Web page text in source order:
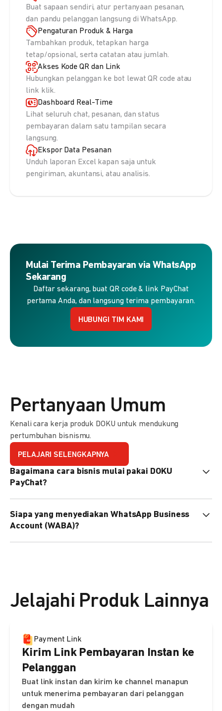
Buat sapaan sendiri, atur pertanyaan pesanan,
dan pandu pelanggan langsung di WhatsApp.
Pengaturan Produk & Harga
Tambahkan produk, tetapkan harga
tetap/opsional, serta catatan atau jumlah.
Akses Kode QR dan Link
Hubungkan pelanggan ke bot lewat QR code atau
link klik.
Dashboard Real-Time
Lihat seluruh chat, pesanan, dan status
pembayaran dalam satu tampilan secara
langsung.
Ekspor Data Pesanan
Unduh laporan Excel kapan saja untuk
pengiriman, akuntansi, atau analisis.
Mulai Terima Pembayaran via WhatsApp
Sekarang
Daftar sekarang, buat QR code & link PayChat
pertama Anda, dan langsung terima pembayaran.
HUBUNGI TIM KAMI
Pertanyaan Umum
Kenali cara kerja produk DOKU untuk mendukung
pertumbuhan bisnismu.
PELAJARI SELENGKAPNYA
Bagaimana cara bisnis mulai pakai DOKU
PayChat?
nanti tim kami bantu setup. Bisa juga pakai nomor
WhatsApp bisnis yang sudah dimiliki sendiri, atau dari
DOKU yang buatkan WhatsApp Bisnis terverifikasi juga
Siapa yang menyediakan WhatsApp Business
Account (WABA)?
Jelajahi Produk Lainnya
Payment Link
Kirim Link Pembayaran Instan ke
Pelanggan
Buat link instan dan kirim ke channel manapun
untuk menerima pembayaran dari pelanggan
dengan mudah